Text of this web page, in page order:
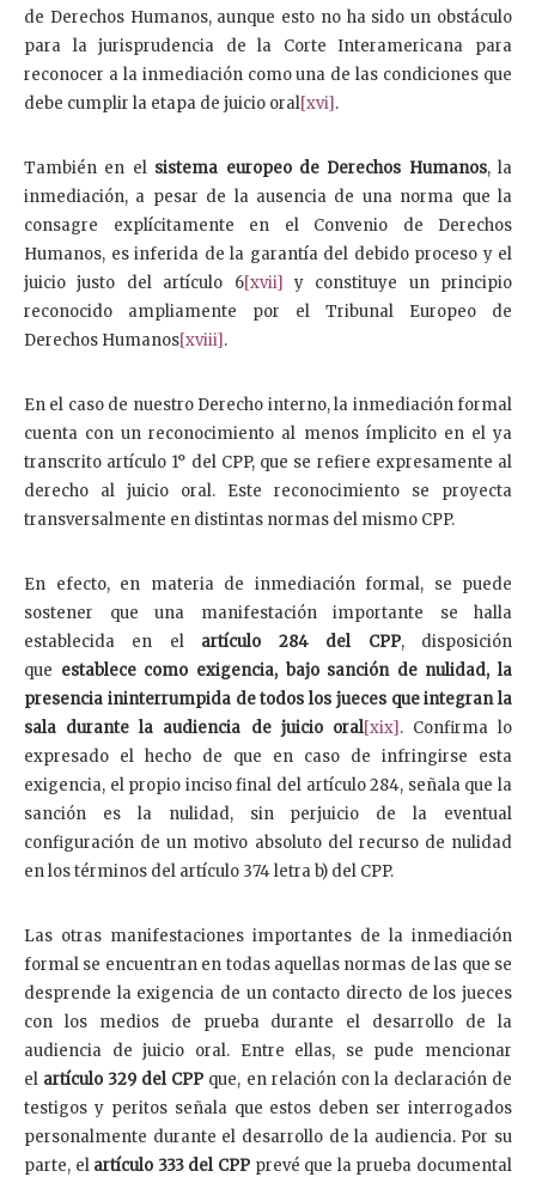
de Derechos Humanos, aunque esto no ha sido un obstáculo
para la jurisprudencia de la Corte Interamericana para
reconocer a la inmediación como una de las condiciones que
debe cumplir la etapa de juicio oral[xvi].
También en el sistema europeo de Derechos Humanos, la
inmediación, a pesar de la ausencia de una norma que la
consagre explícitamente en el Convenio de Derechos
Humanos, es inferida de la garantía del debido proceso y el
juicio justo del artículo 6[xvii] y constituye un principio
reconocido ampliamente por el Tribunal Europeo de
Derechos Humanos[xviii].
En el caso de nuestro Derecho interno, la inmediación formal
cuenta con un reconocimiento al menos ímplicito en el ya
transcrito artículo 1° del CPP, que se refiere expresamente al
derecho al juicio oral. Este reconocimiento se proyecta
transversalmente en distintas normas del mismo CPP.
En efecto, en materia de inmediación formal, se puede
sostener que una manifestación importante se halla
establecida en el artículo 284 del CPP, disposición
que establece como exigencia, bajo sanción de nulidad, la
presencia ininterrumpida de todos los jueces que integran la
sala durante la audiencia de juicio oral[xix]. Confirma lo
expresado el hecho de que en caso de infringirse esta
exigencia, el propio inciso final del artículo 284, señala que la
sanción es la nulidad, sin perjuicio de la eventual
configuración de un motivo absoluto del recurso de nulidad
en los términos del artículo 374 letra b) del CPP.
Las otras manifestaciones importantes de la inmediación
formal se encuentran en todas aquellas normas de las que se
desprende la exigencia de un contacto directo de los jueces
con los medios de prueba durante el desarrollo de la
audiencia de juicio oral. Entre ellas, se pude mencionar
el artículo 329 del CPP que, en relación con la declaración de
testigos y peritos señala que estos deben ser interrogados
personalmente durante el desarrollo de la audiencia. Por su
parte, el artículo 333 del CPP prevé que la prueba documental